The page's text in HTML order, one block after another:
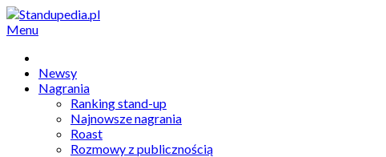
Menu
Newsy
Nagrania
Ranking stand-up
Najnowsze nagrania
Roast
Rozmowy z publicznością